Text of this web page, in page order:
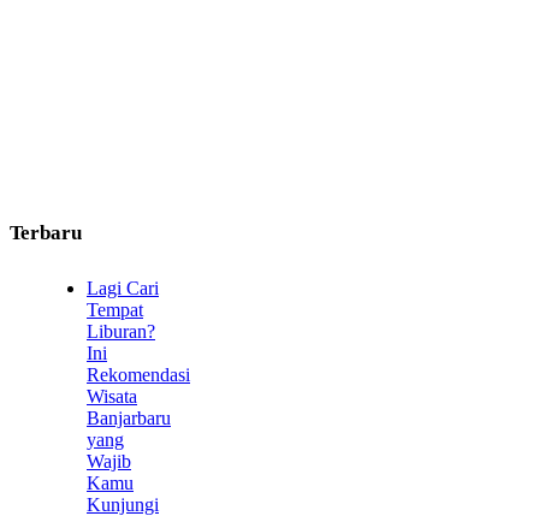
Terbaru
Lagi Cari
Tempat
Liburan?
Ini
Rekomendasi
Wisata
Banjarbaru
yang
Wajib
Kamu
Kunjungi